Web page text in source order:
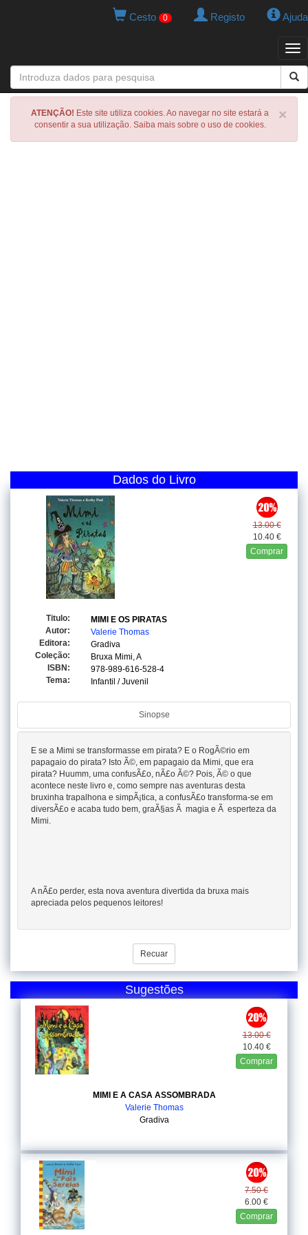
Cesto 0 Registo Ajuda
×
ATENÇÃO! Este site utiliza cookies. Ao navegar no site estará a
consentir a sua utilização. Saiba mais sobre o uso de cookies.
Dados do Livro
13.00 €
10.40 €
Comprar
Titulo:
MIMI E OS PIRATAS
Autor:
Valerie Thomas
Editora:
Gradiva
Coleção:
Bruxa Mimi, A
ISBN:
978-989-616-528-4
Tema:
Infantil / Juvenil
Sinopse
E se a Mimi se transformasse em pirata? E o RogÃ©rio em
papagaio do pirata? Isto Ã©, em papagaio da Mimi, que era
pirata? Huumm, uma confusÃ£o, nÃ£o Ã©? Pois, Ã© o que
acontece neste livro e, como sempre nas aventuras desta
bruxinha trapalhona e simpÃ¡tica, a confusÃ£o transforma-se em
diversÃ£o e acaba tudo bem, graÃ§as Ã magia e Ã esperteza da
Mimi.
A nÃ£o perder, esta nova aventura divertida da bruxa mais
apreciada pelos pequenos leitores!
Recuar
Sugestões
13.00 €
10.40 €
Comprar
MIMI E A CASA ASSOMBRADA
Valerie Thomas
Gradiva
7.50 €
6.00 €
Comprar